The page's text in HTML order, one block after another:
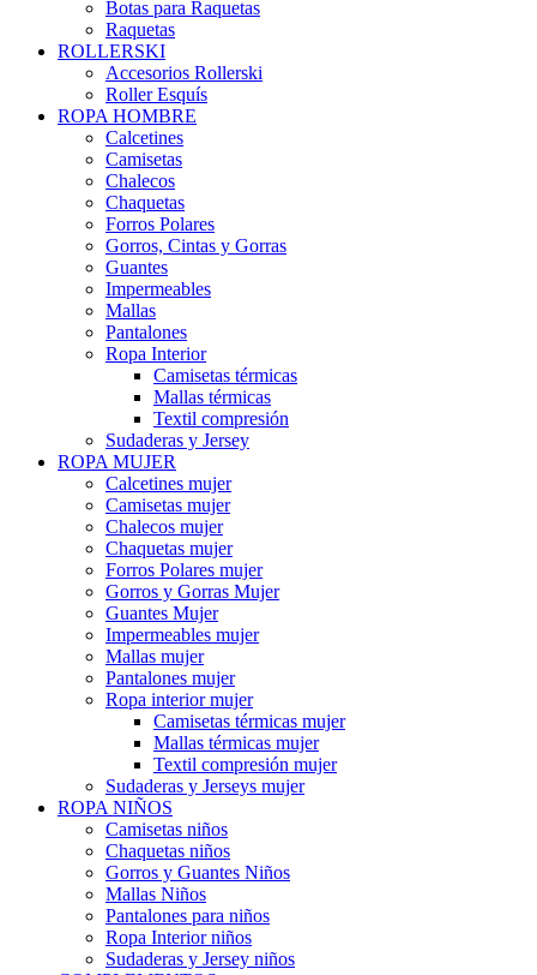
Botas para Raquetas
Raquetas
ROLLERSKI
Accesorios Rollerski
Roller Esquís
ROPA HOMBRE
Calcetines
Camisetas
Chalecos
Chaquetas
Forros Polares
Gorros, Cintas y Gorras
Guantes
Impermeables
Mallas
Pantalones
Ropa Interior
Camisetas térmicas
Mallas térmicas
Textil compresión
Sudaderas y Jersey
ROPA MUJER
Calcetines mujer
Camisetas mujer
Chalecos mujer
Chaquetas mujer
Forros Polares mujer
Gorros y Gorras Mujer
Guantes Mujer
Impermeables mujer
Mallas mujer
Pantalones mujer
Ropa interior mujer
Camisetas térmicas mujer
Mallas térmicas mujer
Textil compresión mujer
Sudaderas y Jerseys mujer
ROPA NIÑOS
Camisetas niños
Chaquetas niños
Gorros y Guantes Niños
Mallas Niños
Pantalones para niños
Ropa Interior niños
Sudaderas y Jersey niños